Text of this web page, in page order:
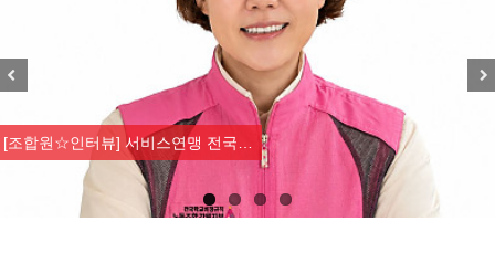
[조합원☆인터뷰] 서비스연맹 전국…